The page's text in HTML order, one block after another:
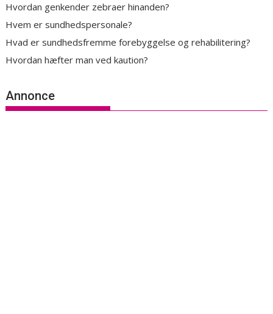
Hvordan genkender zebraer hinanden?
Hvem er sundhedspersonale?
Hvad er sundhedsfremme forebyggelse og rehabilitering?
Hvordan hæfter man ved kaution?
Annonce